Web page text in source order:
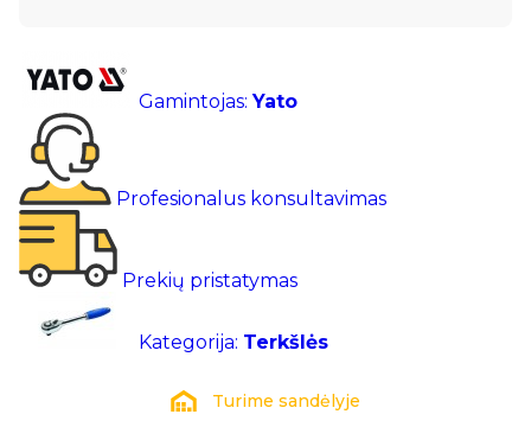
Gamintojas:Yato
Profesionalus konsultavimas
Prekių pristatymas
Kategorija: Terkšlės
Turime sandėlyje